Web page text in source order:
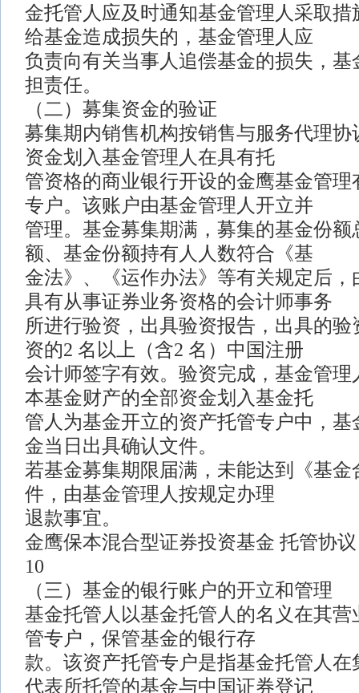
金托管人应及时通知基金管理人采取措
给基金造成损失的，基金管理人应
负责向有关当事人追偿基金的损失，基
担责任。
（二）募集资金的验证
募集期内销售机构按销售与服务代理协
资金划入基金管理人在具有托
管资格的商业银行开设的金鹰基金管理
专户。该账户由基金管理人开立并
管理。基金募集期满，募集的基金份额
额、基金份额持有人人数符合《基
金法》、《运作办法》等有关规定后，
具有从事证券业务资格的会计师事务
所进行验资，出具验资报告，出具的
资的2 名以上（含2 名）中国注册
会计师签字有效。验资完成，基金管理
本基金财产的全部资金划入基金托
管人为基金开立的资产托管专户中，基
金当日出具确认文件。
若基金募集期限届满，未能达到《基金
件，由基金管理人按规定办理
退款事宜。
金鹰保本混合型证券投资基金 托管协议
10
（三）基金的银行账户的开立和管理
基金托管人以基金托管人的名义在其营
管专户，保管基金的银行存
款。该资产托管专户是指基金托管人在
代表所托管的基金与中国证券登记